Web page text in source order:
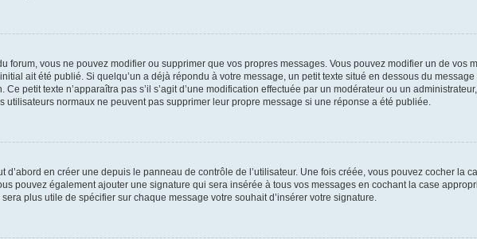
forum, vous ne pouvez modifier ou supprimer que vos propres messages. Vous pouvez modifier un de vos
ait été publié. Si quelqu’un a déjà répondu à votre message, un petit texte situé en dessous du
petit texte n’apparaîtra pas s’il s’agit d’une modification effectuée par un modérateur ou un
normaux ne peuvent pas supprimer leur propre message si une réponse a été publiée.
en créer une depuis le panneau de contrôle de l’utilisateur. Une fois créée, vous pouvez cocher la
pouvez également ajouter une signature qui sera insérée à tous vos messages en cochant la case
plus utile de spécifier sur chaque message votre souhait d’insérer votre signature.